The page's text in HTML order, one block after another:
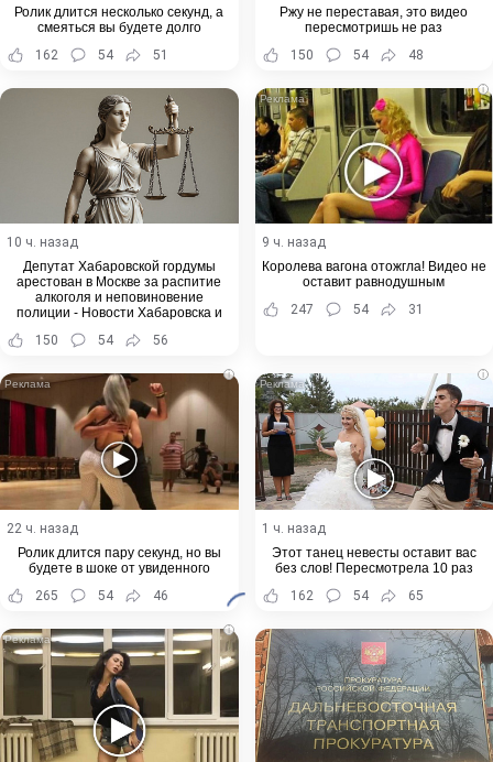
Ролик длится несколько секунд, а
смеяться вы будете долго
162
54 51
Ржу не переставая, это видео
пересмотришь не раз
150
54 48
10 ч. назад
Депутат Хабаровской гордумы
арестован в Москве за распитие
алкоголя и неповиновение
полиции - Новости Хабаровска и
150 54 56
i
9 ч. назад
Королева вагона отожгла! Видео не
оставит равнодушным
247
54 31
i
22 ч. назад
Ролик длится пару секунд, но вы
будете в шоке от увиденного
265
54 46
i
1 ч. назад
Этот танец невесты оставит вас
без слов! Пересмотрела 10 раз
162
54 65
i